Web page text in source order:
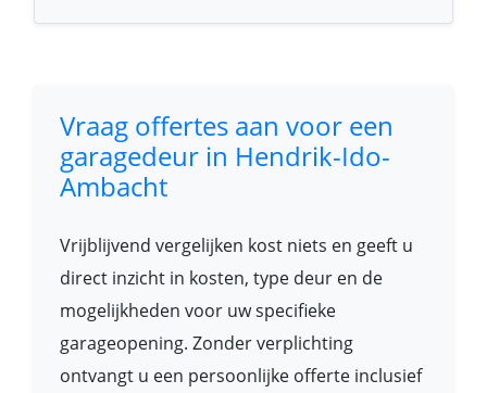
Vraag offertes aan voor een
garagedeur in Hendrik-Ido-
Ambacht
Vrijblijvend vergelijken kost niets en geeft u
direct inzicht in kosten, type deur en de
mogelijkheden voor uw specifieke
garageopening. Zonder verplichting
ontvangt u een persoonlijke offerte inclusief